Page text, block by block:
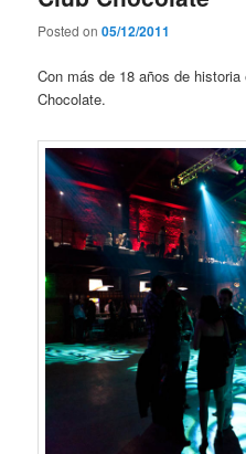
Posted on05/12/2011
Con más de 18 años de
Chocolate.